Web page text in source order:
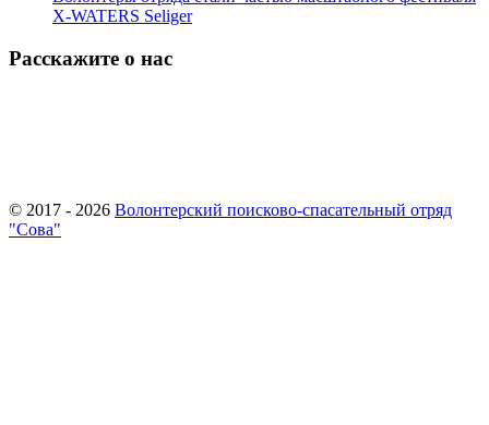
X-WATERS Seliger
Расскажите о нас
© 2017 - 2026 Волонтерский поисково-спасательный отряд
"Сова"